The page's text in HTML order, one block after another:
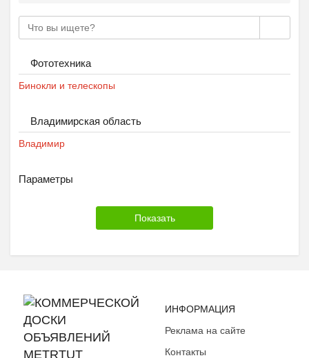
Фототехника
Бинокли и телескопы
Владимирская область
Владимир
Параметры
ИНФОРМАЦИЯ
Реклама на сайте
Контакты